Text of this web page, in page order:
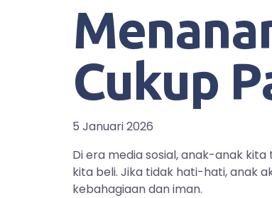
Cukup
5 Januari 2026
Di era media sosial, anak-anak
kita beli. Jika tidak hati-hati, anak
kebahagiaan dan iman.